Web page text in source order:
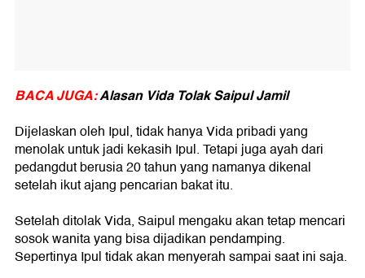
BACA JUGA:Alasan Vida Tolak Saipul Jamil
Dijelaskan oleh Ipul, tidak hanya Vida pribadi yang
menolak untuk jadi kekasih Ipul. Tetapi juga ayah dari
pedangdut berusia 20 tahun yang namanya dikenal
setelah ikut ajang pencarian bakat itu.
Setelah ditolak Vida, Saipul mengaku akan tetap mencari
sosok wanita yang bisa dijadikan pendamping.
Sepertinya Ipul tidak akan menyerah sampai saat ini saja.